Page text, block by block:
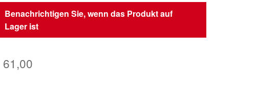
Benachrichtigen Sie, wenn das Produkt auf
Lager ist
61,00